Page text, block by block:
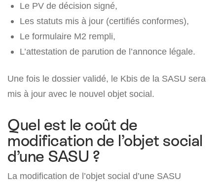
Le PV de décision signé,
Les statuts mis à jour (certifiés conformes),
Le formulaire M2 rempli,
L’attestation de parution de l’annonce légale.
Une fois le dossier validé, le Kbis de la SASU sera
mis à jour avec le nouvel objet social.
Quel est le coût de
modification de l’objet social
d’une SASU ?
La modification de l’objet social d’une SASU